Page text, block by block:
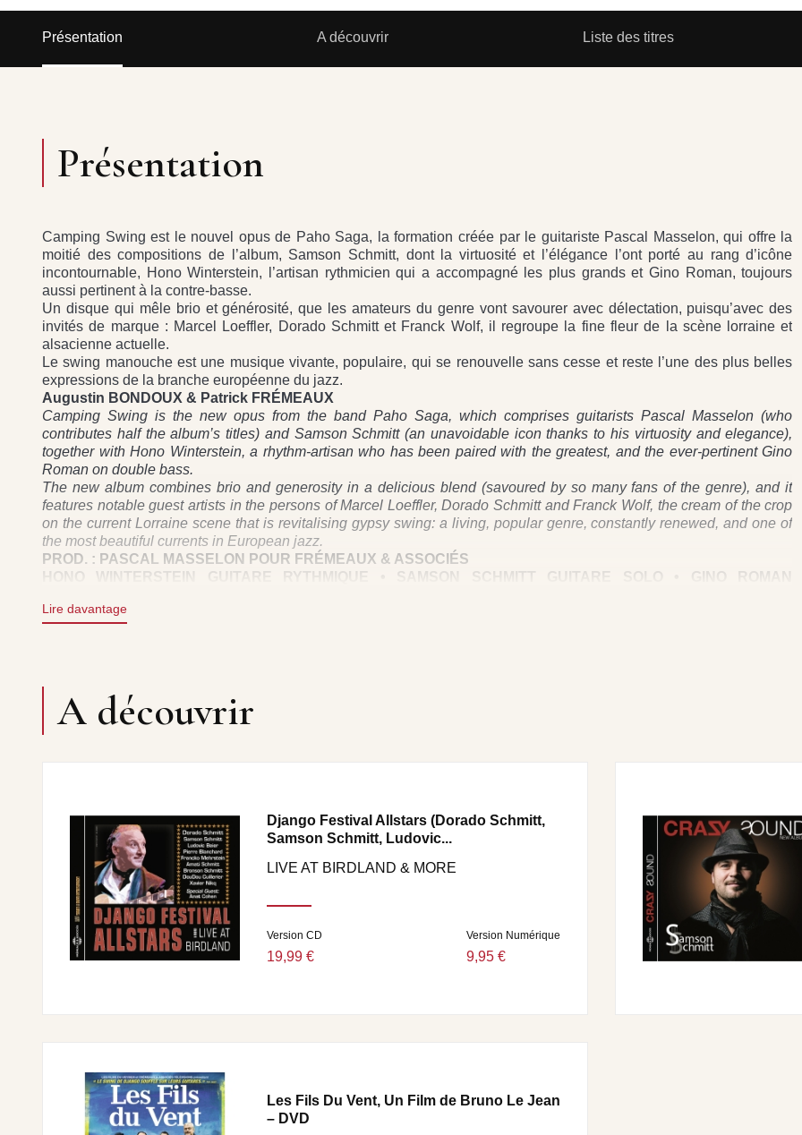
Présentation A découvrir Liste des titres
Présentation
Camping Swing est le nouvel opus de Paho Saga, la formation créée par le guitariste Pascal Masselon, qui offre la
moitié des compositions de l’album, Samson Schmitt, dont la virtuosité et l’élégance l’ont porté au rang d’icône
incontournable, Hono Winterstein, l’artisan rythmicien qui a accompagné les plus grands et Gino Roman, toujours
aussi pertinent à la contre-basse.
Un disque qui mêle brio et générosité, que les amateurs du genre vont savourer avec délectation, puisqu’avec des
invités de marque : Marcel Loeffler, Dorado Schmitt et Franck Wolf, il regroupe la fine fleur de la scène lorraine et
alsacienne actuelle.
Le swing manouche est une musique vivante, populaire, qui se renouvelle sans cesse et reste l’une des plus belles
expressions de la branche européenne du jazz.
Augustin BONDOUX & Patrick FRÉMEAUX
Camping Swing is the new opus from the band Paho Saga, which comprises guitarists Pascal Masselon (who
contributes half the album’s titles) and Samson Schmitt (an unavoidable icon thanks to his virtuosity and elegance),
together with Hono Winterstein, a rhythm-artisan who has been paired with the greatest, and the ever-pertinent Gino
Roman on double bass.
The new album combines brio and generosity in a delicious blend (savoured by so many fans of the genre), and it
features notable guest artists in the persons of Marcel Loeffler, Dorado Schmitt and Franck Wolf, the cream of the crop
on the current Lorraine scene that is revitalising gypsy swing: a living, popular genre, constantly renewed, and one of
the most beautiful currents in European jazz.
PROD. : PASCAL MASSELON POUR FRÉMEAUX & ASSOCIÉS
HONO WINTERSTEIN GUITARE RYTHMIQUE • SAMSON SCHMITT GUITARE SOLO • GINO ROMAN
DROITS : FREMEAUX & ASSOCIES
PLANÈTE NOUCHMA PASCAL MASSELON • CAMPING SWING PASCAL MASSELON • KAMO KO SWING
Lire davantage
A découvrir
Django Festival Allstars (Dorado Schmitt,
Samson Schmitt, Ludovic...
LIVE AT BIRDLAND & MORE
Version CD
19,99 €
Version Numérique
9,95 €
Les Fils Du Vent, Un Film de Bruno Le Jean
– DVD